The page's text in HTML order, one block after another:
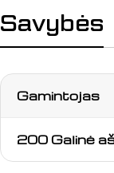
Savybės
Gamintojas
200 Galinė